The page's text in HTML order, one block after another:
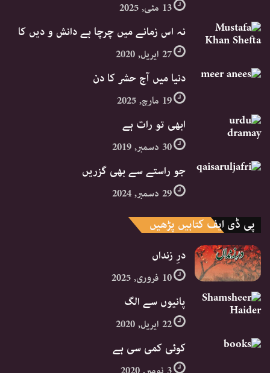
13 مئی, 2025
نہ اس زمانے میں چرچا ہے دانش و دیں کا
27 اپریل, 2020
دنیا میں آج حشر کا دن
19 مارچ, 2025
ابھی تو رات ہے
30 دسمبر, 2019
جو راستے سے بھی گزریں
29 دسمبر, 2024
پی ڈی ایف کتابیں پڑھیں
درِ زنداں
10 فروری, 2025
پانیوں سے الگ
22 اپریل, 2020
کوئی کمی سی ہے